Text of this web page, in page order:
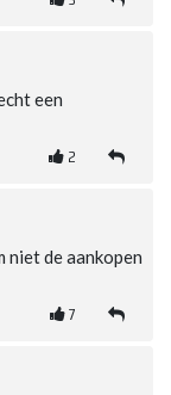
een
2
niet de aankopen
7